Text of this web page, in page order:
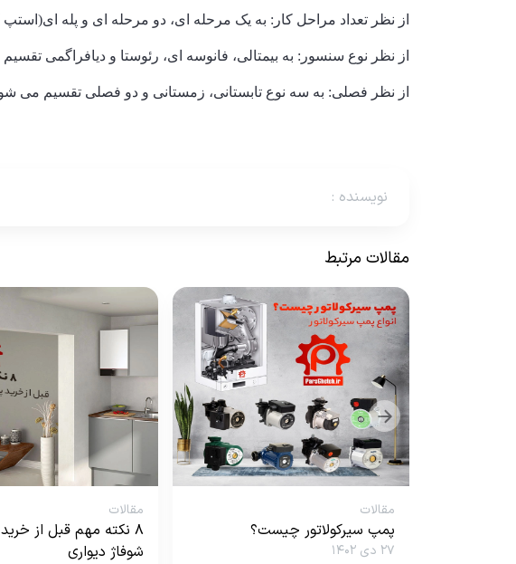
از نظر تعداد مراحل کار: به یک مرحله ای، دو مرحله ای و پله
از نظر نوع سنسور: به بیمتالی، فانوسه ای، رئوستا و دیافراگمی
از نظر فصلی: به سه نوع تابستانی، زمستانی و دو فصلی تقسیم می
نویسنده :
مقالات مرتبط
مقالات
پمپ سیرکولاتور چیست؟
۲۷ دی ۱۴۰۲
مقالات
۸ نکته مهم قبل از
شوفاژ دیواری